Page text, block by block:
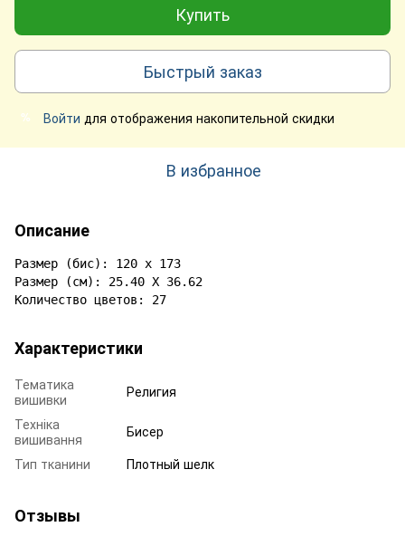
Купить
Быстрый заказ
% Войти для отображения накопительной скидки
В избранное
Описание
Размер (бис): 120 х 173
Размер (см): 25.40 Х 36.62
Количество цветов: 27
Характеристики
Тематика
вишивки
Религия
Техніка
вишивання
Бисер
Тип тканини
Плотный шелк
Отзывы